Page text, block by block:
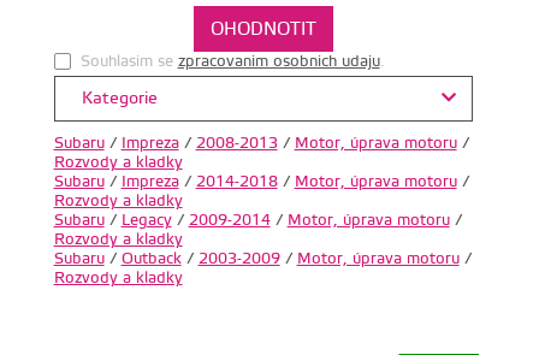
Souhlasim se zpracovanim osobnich udaju.
Kategorie
Subaru/ Impreza/ 2008-2013/ Motor, úprava motoru/
Rozvody a kladky
Subaru/ Impreza/ 2014-2018/ Motor, úprava motoru/
Rozvody a kladky
Subaru/ Legacy/ 2009-2014/ Motor, úprava motoru/
Rozvody a kladky
Subaru/ Outback/ 2003-2009/ Motor, úprava motoru/
Rozvody a kladky